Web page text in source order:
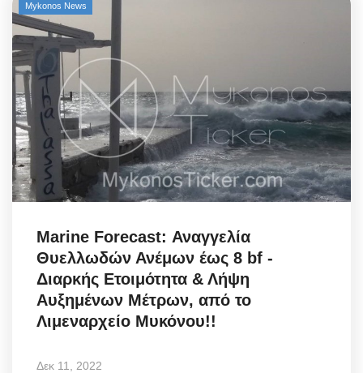
Mykonos News
Marine Forecast: Αναγγελία
Θυελλωδών Ανέμων έως 8 bf -
Διαρκής Ετοιμότητα & Λήψη
Αυξημένων Μέτρων, από το
Λιμεναρχείο Μυκόνου!!
Δεκ 11, 2022